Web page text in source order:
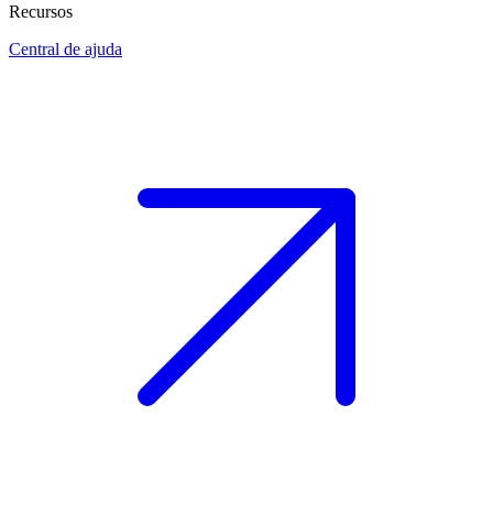
Recursos
Central de ajuda